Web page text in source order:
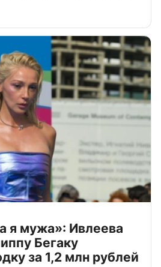
я мужа»: Ивлеева
Бегаку
за 1,2 млн рублей